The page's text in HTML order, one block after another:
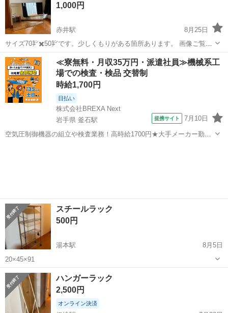
1,000円
赤井駅
8月25日
サイズ70㌢✖️50㌢です。少しくもりがある箇所あります。 画像ご覧下
さい。 よろしくお願いします。
福島 いわき市 赤井駅 収納家具 画像
≪寮無料・月収35万円・派遣社員≫機械系工
場での検査・検品 交替制
時給1,700円
日払い
株式会社BREXA Next
岩手県 釜石駅
提携サイト 7月10日
空気圧制御機器の組立や検査業務！高時給1700円★大手メーカー勤
スチールラック
500円
湯本駅
8月5日
20×45×91
福島 いわき市 湯本駅 収納家具
ハンガーラック
2,500円
オンライン決済